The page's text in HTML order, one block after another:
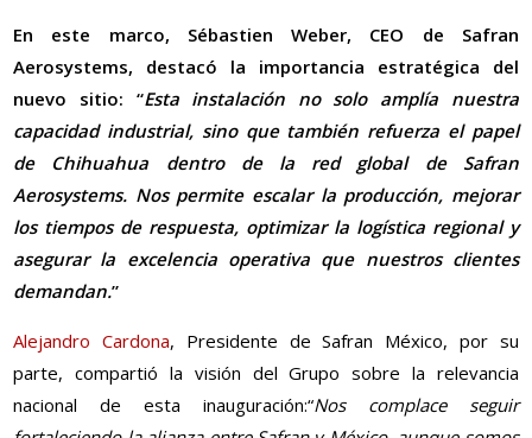
En este marco, Sébastien Weber, CEO de Safran
Aerosystems, destacó la importancia estratégica del
nuevo sitio: “Esta instalación no solo amplía nuestra
capacidad industrial, sino que también refuerza el papel
de Chihuahua dentro de la red global de Safran
Aerosystems. Nos permite escalar la producción, mejorar
los tiempos de respuesta, optimizar la logística regional y
asegurar la excelencia operativa que nuestros clientes
demandan.”
Alejandro Cardona, Presidente de Safran México, por su
parte, compartió la visión del Grupo sobre la relevancia
nacional de esta inauguración:“Nos complace seguir